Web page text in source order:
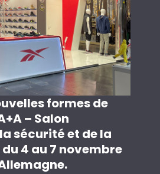
formes de
– Salon
sécurité et de la
4 au 7 novembre